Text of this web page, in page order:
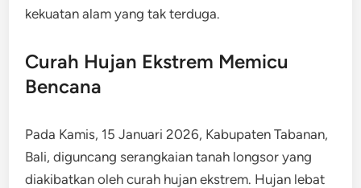
kekuatan alam yang tak terduga.
Curah Hujan Ekstrem Memicu
Bencana
Pada Kamis, 15 Januari 2026, Kabupaten Tabanan,
Bali, diguncang serangkaian tanah longsor yang
diakibatkan oleh curah hujan ekstrem. Hujan lebat